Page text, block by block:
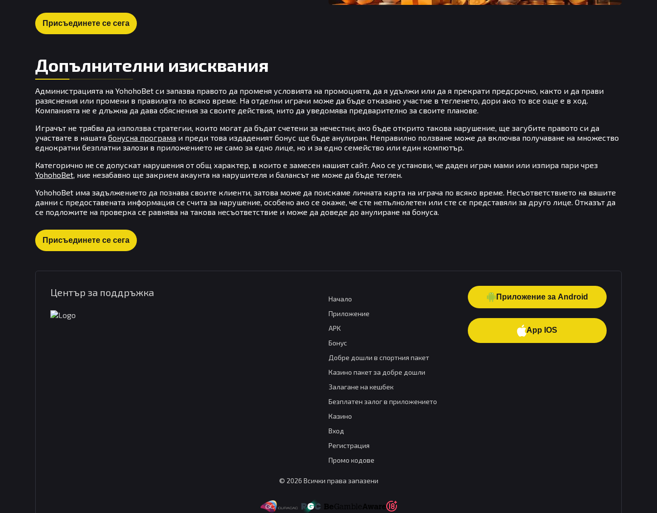
Присъединете се сега
Допълнителни изисквания
Администрацията на YohohoBet си запазва правото да променя условията на промоцията, да я удължи или да я прекрати предсрочно, както и да прави
разяснения или промени в правилата по всяко време. На отделни играчи може да бъде отказано участие в тегленето, дори ако то все още е в ход.
Компанията не е длъжна да дава обяснения за своите действия, нито да уведомява предварително за своите планове.
Играчът не трябва да използва стратегии, които могат да бъдат счетени за нечестни; ако бъде открито такова нарушение, ще загубите правото си да
участвате в нашата бонусна програма и преди това издаденият бонус ще бъде анулиран. Неправилно ползване може да включва получаване на множество
еднократни безплатни залози в приложението не само за едно лице, но и за едно семейство или един компютър.
Категорично не се допускат нарушения от общ характер, в които е замесен нашият сайт. Ако се установи, че даден играч мами или изпира пари чрез
YohohoBet, ние незабавно ще закрием акаунта на нарушителя и балансът не може да бъде теглен.
YohohoBet има задължението да познава своите клиенти, затова може да поискаме личната карта на играча по всяко време. Несъответствието на вашите
данни с предоставената информация се счита за нарушение, особено ако се окаже, че сте непълнолетен или сте се представяли за друго лице. Отказът да
се подложите на проверка се равнява на такова несъответствие и може да доведе до анулиране на бонуса.
Присъединете се сега
Център за поддръжка
Начало
Приложение
APK
Бонус
Добре дошли в спортния пакет
Казино пакет за добре дошли
Залагане на кешбек
Безплатен залог в приложението
Казино
Вход
Регистрация
Промо кодове
Приложение за Android
App IOS
© 2026 Всички права запазени